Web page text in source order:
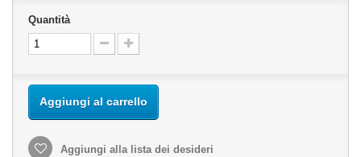
Quantità
Aggiungi al carrello
Aggiungi alla lista dei desideri